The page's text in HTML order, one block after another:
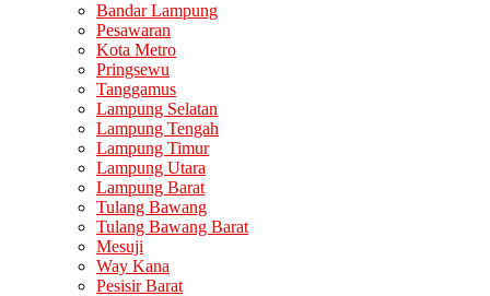
Bandar Lampung
Pesawaran
Kota Metro
Pringsewu
Tanggamus
Lampung Selatan
Lampung Tengah
Lampung Timur
Lampung Utara
Lampung Barat
Tulang Bawang
Tulang Bawang Barat
Mesuji
Way Kana
Pesisir Barat